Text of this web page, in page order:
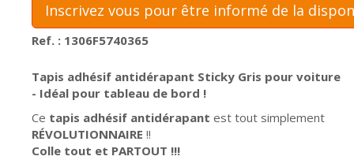
Inscrivez vous pour être informé de la
Ref. : 1306F5740365
Tapis adhésif antidérapant Sticky Gris pour voiture
- Idéal pour tableau de bord !
Ce tapis adhésif antidérapant est tout simplement
RÉVOLUTIONNAIRE !!
Colle tout et PARTOUT !!!